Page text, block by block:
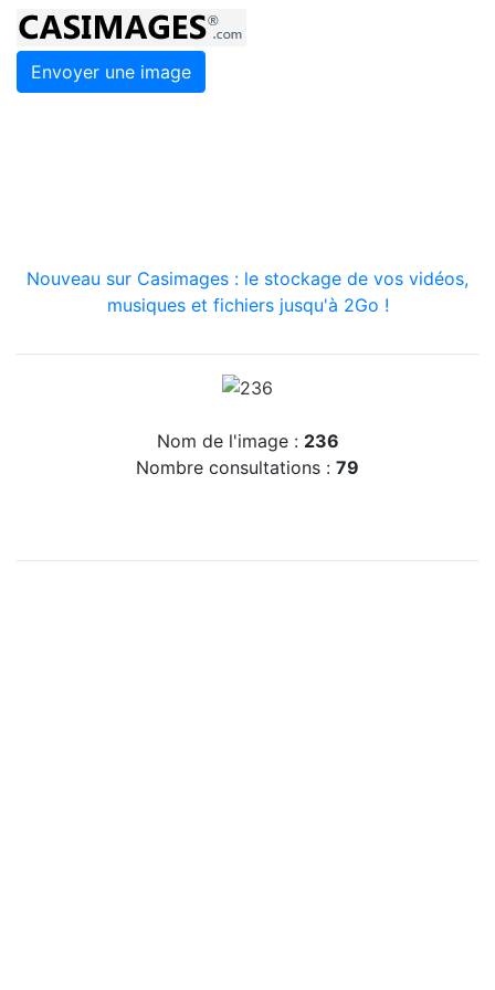
Envoyer une image
Nouveau sur Casimages : le stockage de vos vidéos,
musiques et fichiers jusqu'à 2Go !
Nom de l'image : 236
Nombre consultations : 79